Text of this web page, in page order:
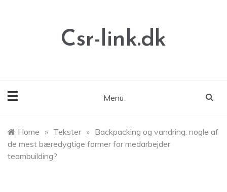
Csr-link.dk
Menu
Home » Tekster » Backpacking og vandring: nogle af
de mest bæredygtige former for medarbejder
teambuilding?